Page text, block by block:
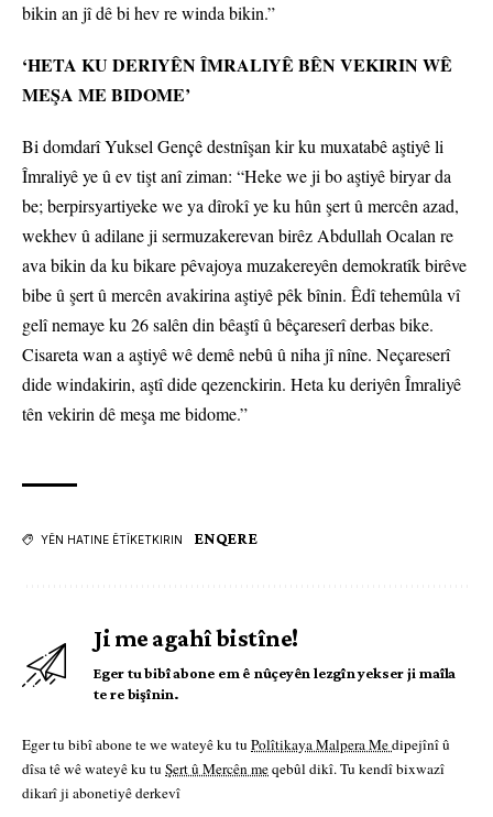
bikin an jî dê bi hev re winda bikin.”
‘HETA KU DERIYÊN ÎMRALIYÊ BÊN VEKIRIN WÊ
MEŞA ME BIDOME’
Bi domdarî Yuksel Gençê destnîşan kir ku muxatabê aştiyê li
Îmraliyê ye û ev tişt anî ziman: “Heke we ji bo aştiyê biryar da
be; berpirsyartiyeke we ya dîrokî ye ku hûn şert û mercên azad,
wekhev û adilane ji sermuzakerevan birêz Abdullah Ocalan re
ava bikin da ku bikare pêvajoya muzakereyên demokratîk birêve
bibe û şert û mercên avakirina aştiyê pêk bînin. Êdî tehemûla vî
gelî nemaye ku 26 salên din bêaştî û bêçareserî derbas bike.
Cisareta wan a aştiyê wê demê nebû û niha jî nîne. Neçareserî
dide windakirin, aştî dide qezenckirin. Heta ku deriyên Îmraliyê
tên vekirin dê meşa me bidome.”
YÊN HATINE ÊTÎKETKIRIN ENQERE
Ji me agahî bistîne!
Eger tu bibî abone em ê nûçeyên lezgîn yekser ji maîla
te re bişînin.
Eger tu bibî abone te we wateyê ku tu Polîtikaya Malpera Medipejînî û
dîsa tê wê wateyê ku tu Şert û Mercên meqebûl dikî. Tu kendî bixwazî
dikarî ji abonetiyê derkevî